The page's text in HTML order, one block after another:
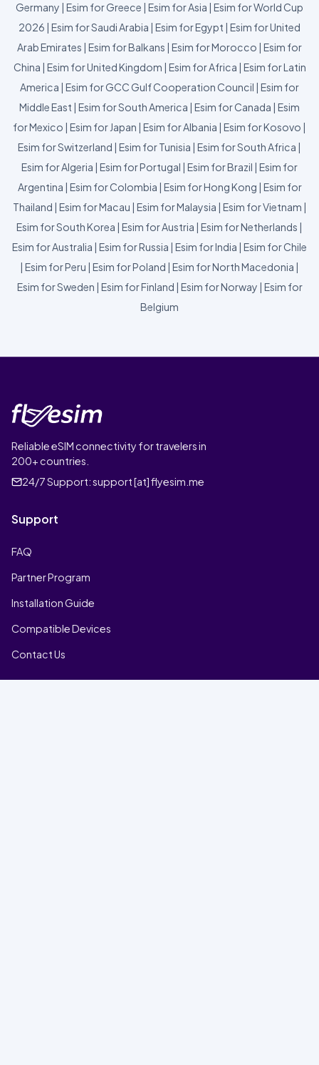
Germany | Esim for Greece | Esim for Asia | Esim for World Cup
2026 | Esim for Saudi Arabia | Esim for Egypt | Esim for United
Arab Emirates | Esim for Balkans | Esim for Morocco | Esim for
China | Esim for United Kingdom | Esim for Africa | Esim for Latin
America | Esim for GCC Gulf Cooperation Council | Esim for
Middle East | Esim for South America | Esim for Canada | Esim
for Mexico | Esim for Japan | Esim for Albania | Esim for Kosovo |
Esim for Switzerland | Esim for Tunisia | Esim for South Africa |
Esim for Algeria | Esim for Portugal | Esim for Brazil | Esim for
Argentina | Esim for Colombia | Esim for Hong Kong | Esim for
Thailand | Esim for Macau | Esim for Malaysia | Esim for Vietnam |
Esim for South Korea | Esim for Austria | Esim for Netherlands |
Esim for Australia | Esim for Russia | Esim for India | Esim for Chile
| Esim for Peru | Esim for Poland | Esim for North Macedonia |
Esim for Sweden | Esim for Finland | Esim for Norway | Esim for
Belgium
Reliable eSIM connectivity for travelers in
200+ countries.
24/7 Support:support [at] flyesim.me
Support
FAQ
Partner Program
Installation Guide
Compatible Devices
Contact Us